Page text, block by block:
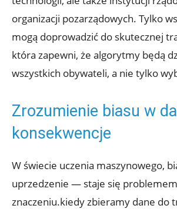
organizacji pozarządowych. Tylko
mogą doprowadzić do skutecznej
która zapewni, że algorytmy będą
wszystkich obywateli, a nie tylko
Zrozumienie biasu w
konsekwencje
W świecie uczenia maszynowego,
uprzedzenie — staje się
znaczeniu.kiedy zbieramy dane do